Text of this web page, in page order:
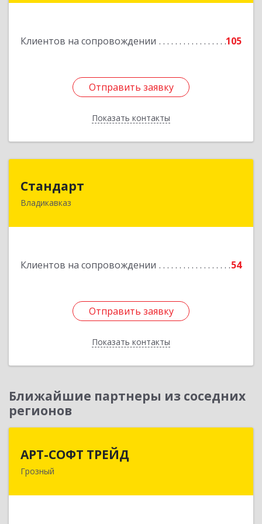
Клиентов на сопровождении 105
Отправить заявку
Показать контакты
Отправить заявку
Назад
Стандарт
Владикавказ
Клиентов на сопровождении 54
Отправить заявку
Показать контакты
362025, Северная Осетия - Алания Респ,
Подробнее
Отправить заявку
Назад
Ближайшие партнеры из соседних
регионов
АРТ-СОФТ ТРЕЙД
Грозный
364013, Чеченская Респ, Грозный г, Полярников